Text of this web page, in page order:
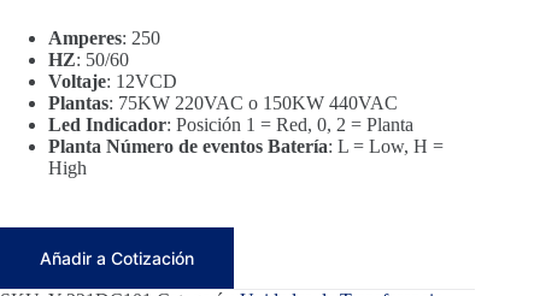
Amperes: 250
HZ: 50/60
Voltaje: 12VCD
Plantas: 75KW 220VAC o 150KW 440VAC
Led Indicador: Posición 1 = Red, 0, 2 = Planta
Planta Número de eventos Batería: L = Low, H =
High
Añadir a Cotización